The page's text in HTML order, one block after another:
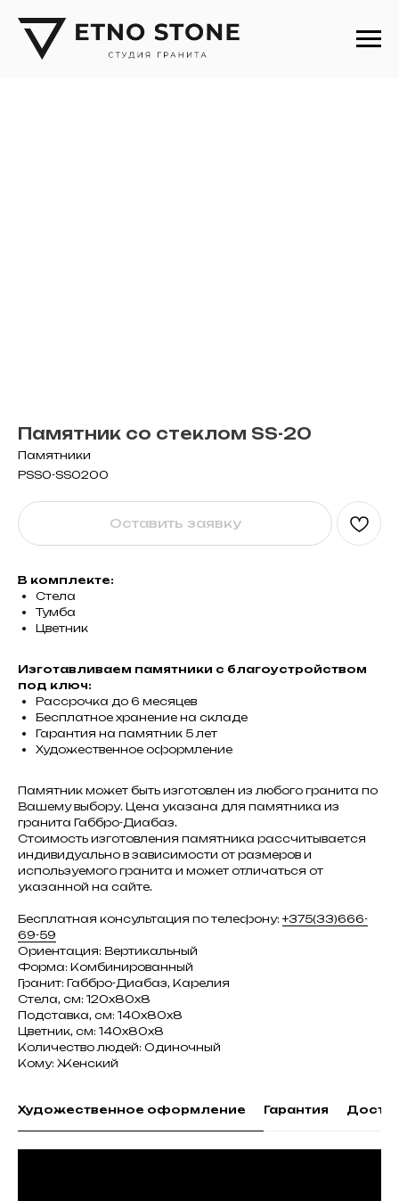
Памятник со стеклом SS-20
Памятники
PSS0-SS0200
Оставить заявку
В комплекте:
Стела
Тумба
Цветник
Изготавливаем памятники с благоустройством
под ключ:
Рассрочка до 6 месяцев
Бесплатное хранение на складе
Гарантия на памятник 5 лет
Художественное оформление
Памятник может быть изготовлен из любого гранита по
Вашему выбору. Цена указана для памятника из
гранита Габбро-Диабаз.
Стоимость изготовления памятника рассчитывается
индивидуально в зависимости от размеров и
используемого гранита и может отличаться от
указанной на сайте.
Бесплатная консультация по телефону: +375(33)666-
69-59
Ориентация: Вертикальный
Форма: Комбинированный
Гранит: Габбро-Диабаз, Карелия
Стела, см: 120х80х8
Подставка, см: 140х80х8
Цветник, см: 140х80х8
Количество людей: Одиночный
Кому: Женский
Художественное оформление Гарантия